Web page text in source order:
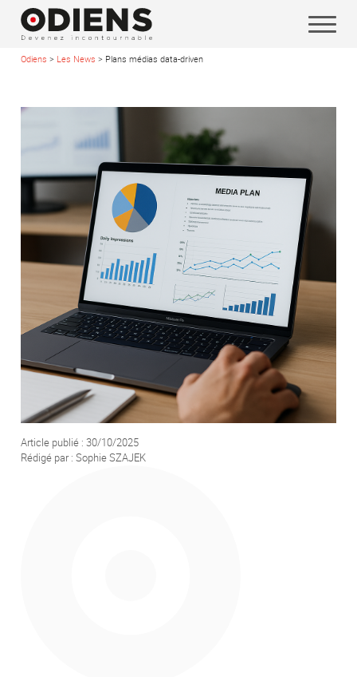
Votre demande
Odiens > Les News > Plans médias data-driven
Article publié : 30/10/2025
Rédigé par : Sophie SZAJEK